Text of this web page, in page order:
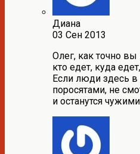
Диана
03 Сен 2013
Олег, как точно
кто едет, куда
Если люди здесь
поросятами, не
и останутся